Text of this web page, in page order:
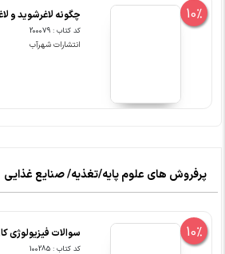
10% چگونه لاغرشوید و
کد کتاب : 200079
انتشارات شهرآب
پرفروش های علوم پایه/تغذیه/ صنایع غذایی
10% سوالات فیزیولوژی
کد کتاب : 100285